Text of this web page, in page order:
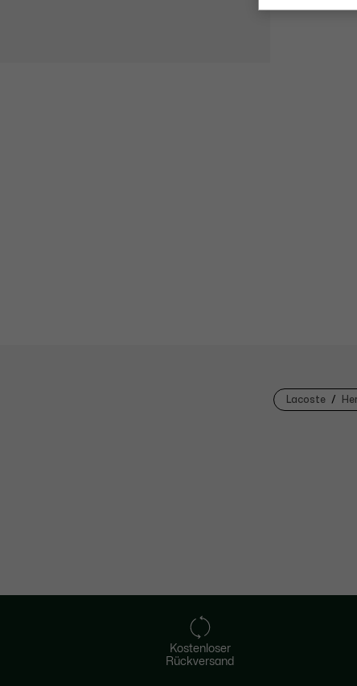
Lacoste
Kostenloser
Rückversand